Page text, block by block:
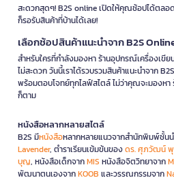
สะดวกสุดๆ! B2S online เปิดให้คุณช้อปได้ตลอ
ก็รอรับสินค้าที่บ้านได้เลย!
เลือกช้อปสินค้าแนะนำจาก B2S
สำหรับใครที่กำลังมองหา ร้านอุปกรณ์เครื่องเขีย
ไม่สะดวก วันนี้เราได้รวบรวมสินค้าแนะนำจาก
พร้อมตอบโจทย์ทุกไลฟ์สไตล์ ไม่ว่าคุณจะมองหา
ก็ตาม
หนังสือหลากหลายสไตล์
B2S มีหนังสือหลากหลายแนวจากสำนักพิมพ์ชั้น
Lavender, ตำราเรียนเข้มข้นของดร. ศุภวัฒน์
บุญ, หนังสือเด็กจากMIS หนังสือจิตวิทยาจาก
พัฒนาตนเองจากKOOB และวรรณกรรมจาก